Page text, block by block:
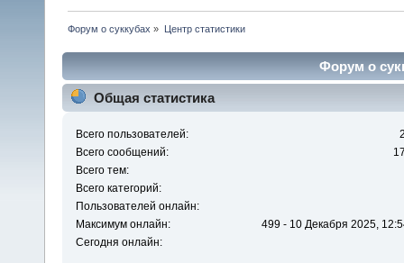
Форум о суккубах » Центр статистики
Форум о
Общая статистика
Всего пользователей:
Всего сообщений:
Всего тем:
Всего категорий:
Пользователей онлайн:
Максимум онлайн:
499 - 10 Декабря 2025,
Сегодня онлайн: